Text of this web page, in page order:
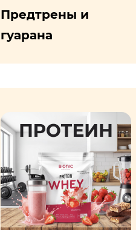
Предтрены и
гуарана